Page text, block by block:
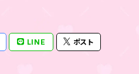
LINE ポスト